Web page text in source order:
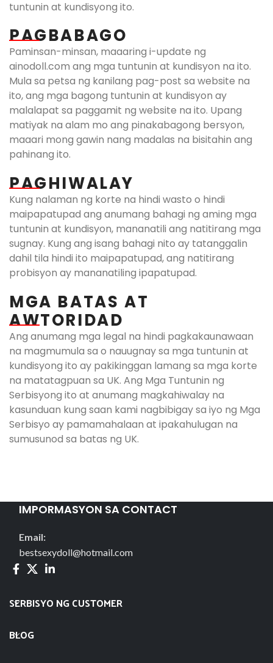
tuntunin at kundisyong ito.
PAGBABAGO
Paminsan-minsan, maaaring i-update ng
ainodoll.com ang mga tuntunin at kundisyon na ito.
Mula sa petsa ng kanilang pag-post sa website na
ito, ang mga bagong tuntunin at kundisyon ay
malalapat sa paggamit ng website na ito. Upang
matiyak na alam mo ang pinakabagong bersyon,
maaari mong gawin nang madalas na bisitahin ang
pahinang ito.
PAGHIWALAY
Kung nalaman ng korte na hindi wasto o hindi
maipapatupad ang anumang bahagi ng aming mga
tuntunin at kundisyon, mananatili ang natitirang mga
sugnay. Kung ang isang bahagi nito ay tatanggalin
dahil tila hindi ito maipapatupad, ang natitirang
probisyon ay mananatiling ipapatupad.
MGA BATAS AT
AWTORIDAD
Ang anumang mga legal na hindi pagkakaunawaan
na magmumula sa o nauugnay sa mga tuntunin at
kundisyong ito ay pakikinggan lamang sa mga korte
na matatagpuan sa UK. Ang Mga Tuntunin ng
Serbisyong ito at anumang magkahiwalay na
kasunduan kung saan kami nagbibigay sa iyo ng Mga
Serbisyo ay pamamahalaan at ipakahulugan na
sumusunod sa batas ng UK.
IMPORMASYON SA CONTACT
Email:
bestsexydoll@hotmail.com
SERBISYO NG CUSTOMER
BLOG